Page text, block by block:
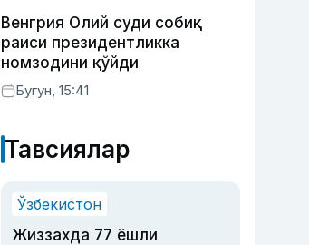
Венгрия Олий суди собиқ
раиси президентликка
номзодини қўйди
Бугун, 15:41
Тавсиялар
Ўзбекистон
Жиззахда 77 ёшли